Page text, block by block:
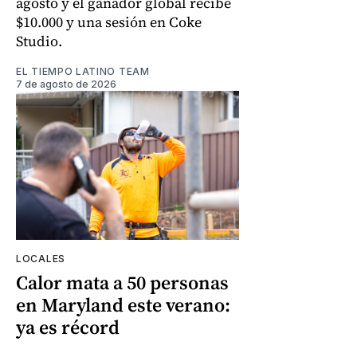
$10.000 y una sesión en Coke
Studio.
EL TIEMPO LATINO TEAM
7 de agosto de 2026
LOCALES
Calor mata a 50 personas
en Maryland este verano:
ya es récord